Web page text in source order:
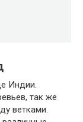
Индии.
так же
ветками.